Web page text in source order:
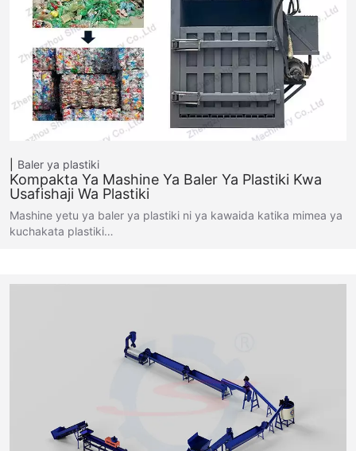
Baler ya plastiki
Kompakta Ya Mashine Ya Baler Ya Plastiki Kwa
Usafishaji Wa Plastiki
Mashine yetu ya baler ya plastiki ni ya kawaida katika mimea ya
kuchakata plastiki…